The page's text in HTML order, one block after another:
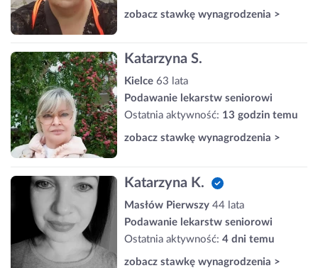
zobacz stawkę wynagrodzenia >
Katarzyna S.
Kielce 63 lata
Podawanie lekarstw seniorowi
Ostatnia aktywność: 13 godzin temu
zobacz stawkę wynagrodzenia >
Katarzyna K.
Masłów Pierwszy 44 lata
Podawanie lekarstw seniorowi
Ostatnia aktywność: 4 dni temu
zobacz stawkę wynagrodzenia >